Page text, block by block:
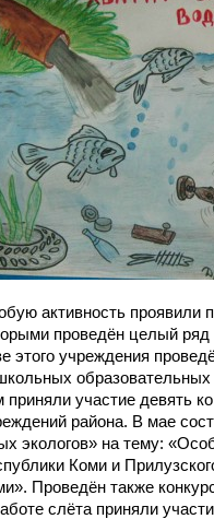
активность
проведён целый
этого учреждения
приняли участие девять
района. В мае
экологов» на тему:
Коми и
Проведён также
слёта приняли